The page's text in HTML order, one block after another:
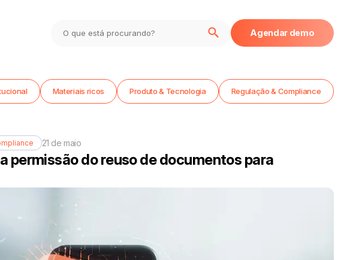
Agendar demo
Materiais ricos Produto & Tecnologia Regulação & Compliance
21 de maio
permissão do reuso de documentos para